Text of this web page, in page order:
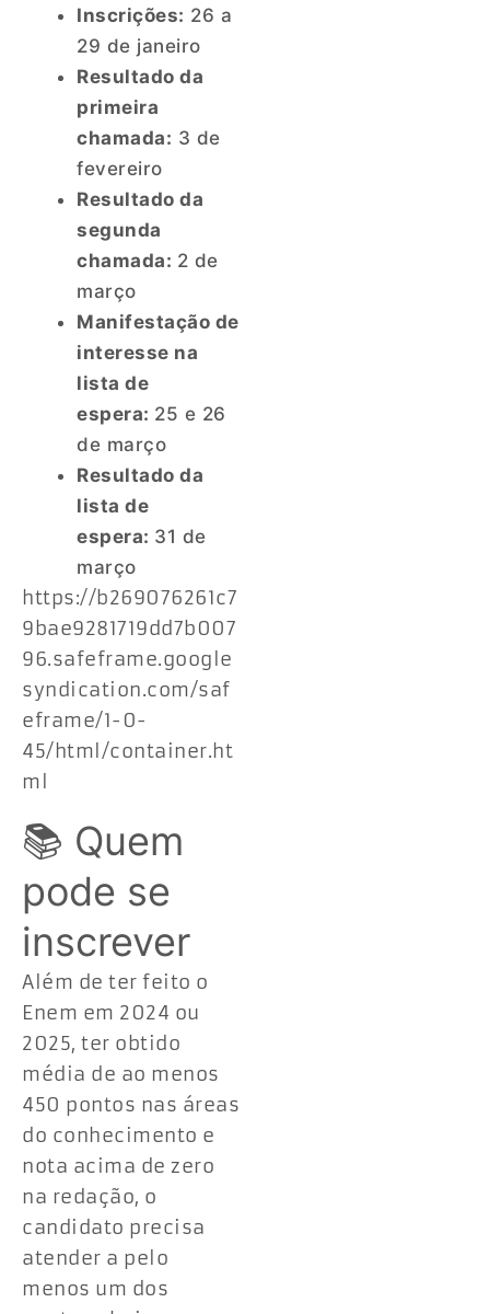
Inscrições: 26 a
29 de janeiro
Resultado da
primeira
chamada: 3 de
fevereiro
Resultado da
segunda
chamada: 2 de
março
Manifestação de
interesse na
lista de
espera: 25 e 26
de março
Resultado da
lista de
espera: 31 de
março
https://b269076261c7
9bae9281719dd7b007
96.safeframe.google
syndication.com/saf
eframe/1-0-
45/html/container.ht
ml
📚 Quem
pode se
inscrever
Além de ter feito o
Enem em 2024 ou
2025, ter obtido
média de ao menos
450 pontos nas áreas
do conhecimento e
nota acima de zero
na redação, o
candidato precisa
atender a pelo
menos um dos